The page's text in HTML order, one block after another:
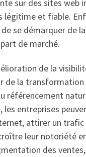
sur des sites web
légitime et fiable.
se démarquer de
de marché.
de la
de la
référencement
les entreprises
attirer un trafic
leur notoriété
des